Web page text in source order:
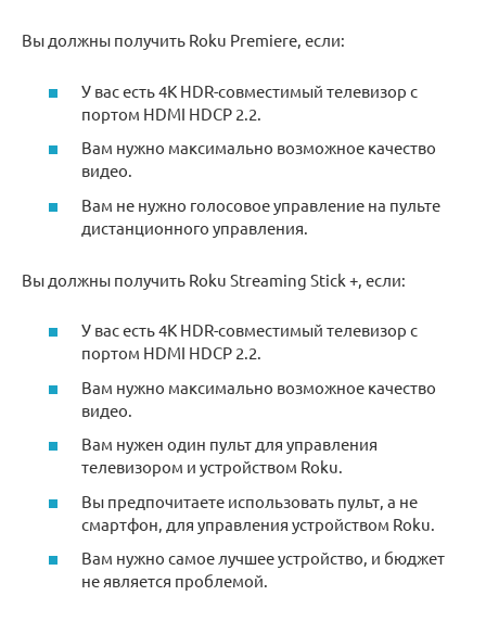
Вы должны получить Roku Premiere, если:
У вас есть 4K HDR-совместимый телевизор с
портом HDMI HDCP 2.2.
Вам нужно максимально возможное качество
видео.
Вам не нужно голосовое управление на пульте
дистанционного управления.
Вы должны получить Roku Streaming Stick +, если:
У вас есть 4K HDR-совместимый телевизор с
портом HDMI HDCP 2.2.
Вам нужно максимально возможное качество
видео.
Вам нужен один пульт для управления
телевизором и устройством Roku.
Вы предпочитаете использовать пульт, а не
смартфон, для управления устройством Roku.
Вам нужно самое лучшее устройство, и бюджет
не является проблемой.